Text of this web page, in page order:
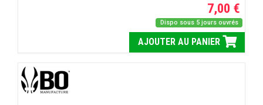
7,00 €
Dispo sous 5 jours ouvrés
AJOUTER AU PANIER